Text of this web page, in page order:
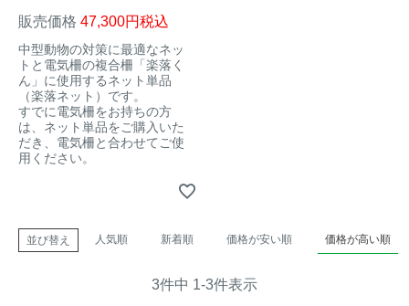
販売価格 47,300 税込
中型動物の対策に最適なネッ
トと電気柵の複合柵「楽落く
ん」に使用するネット単品
（楽落ネット）です。
すでに電気柵をお持ちの方
は、ネット単品をご購入いた
だき、電気柵と合わせてご使
用ください。
並び替え 人気順 新着順 価格が安い順 価格が高い順
3件中 1-3件表示